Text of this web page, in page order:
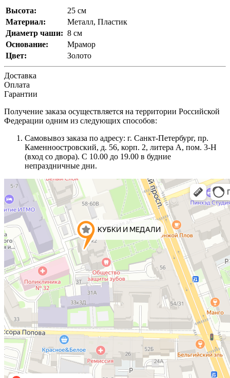
Высота:
25 см
Материал:
Металл, Пластик
Диаметр чаши: 8 см
Основание:
Мрамор
Цвет:
Золото
Доставка
Оплата
Гарантии
Получение заказа осуществляется на территории Российской
Федерации одним из следующих способов:
Самовывоз заказа по адресу: г. Санкт-Петербург, пр.
Каменноостровский, д. 56, корп. 2, литера А, пом. 3-Н
(вход со двора). С 10.00 до 19.00 в будние
непраздничные дни.